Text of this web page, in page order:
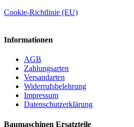
Cookie-Richtlinie (EU)
Informationen
AGB
Zahlungsarten
Versandarten
Widerrufsbelehrung
Impressum
Datenschutzerklärung
Baumaschinen Ersatzteile